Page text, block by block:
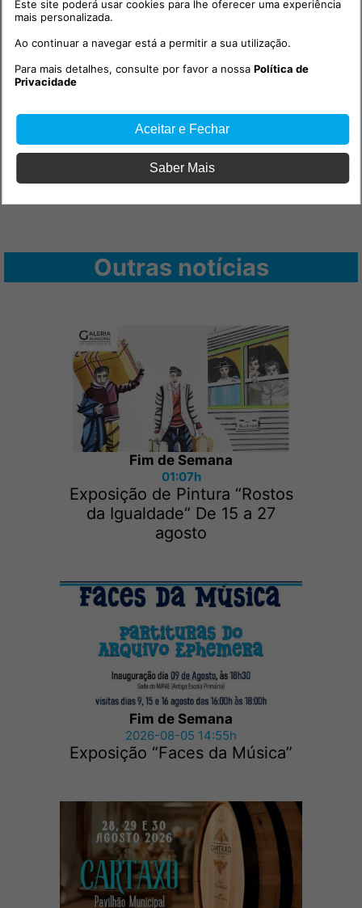
Outras notícias
Fim de Semana
01:07h
Exposição de Pintura “Rostos
da Igualdade“ De 15 a 27
agosto
Fim de Semana
2026-08-05 14:55h
Exposição “Faces da Música”
Este site poderá usar cookies para lhe oferecer uma experiência
mais personalizada.
Ao continuar a navegar está a permitir a sua utilização.
Para mais detalhes, consulte por favor a nossaPolítica de
Privacidade
Aceitar e Fechar
Saber Mais